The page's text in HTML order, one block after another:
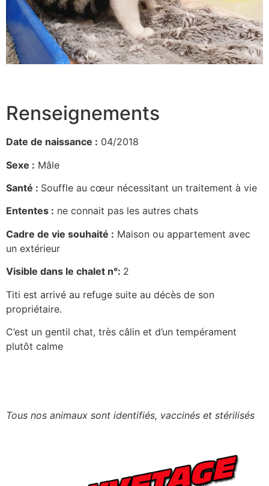
Renseignements
Date de naissance : 04/2018
Sexe : Mâle
Santé : Souffle au cœur nécessitant un traitement à vie
Ententes : ne connait pas les autres chats
Cadre de vie souhaité : Maison ou appartement avec
un extérieur
Visible dans le chalet n°: 2
Titi est arrivé au refuge suite au décès de son
propriétaire.
C’est un gentil chat, très câlin et d’un tempérament
plutôt calme
Tous nos animaux sont identifiés, vaccinés et stérilisés